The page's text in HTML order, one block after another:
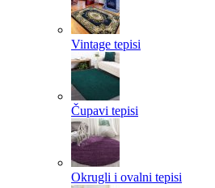
Vintage tepisi
Čupavi tepisi
Okrugli i ovalni tepisi